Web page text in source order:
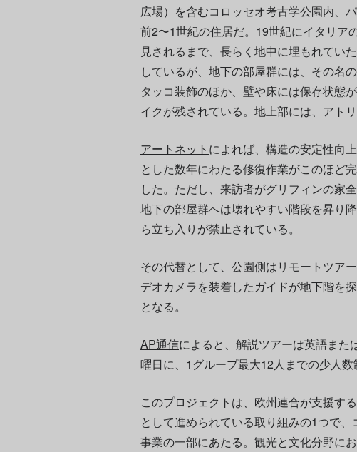
広場）を含むコロッセオ考古学公園内、
前2〜1世紀の住居だ。19世紀にイタリア
見されるまで、長らく地中に埋もれてい
しているが、地下の部屋群には、その名
タッコ装飾のほか、壁や床には保存状態
イクが残されている。地上部には、アト
アートネット によれば、構造の安定性向
とした数年にわたる修復作業がこのほど
した。ただし、来訪者がグリフィンの家
地下の部屋群へは壊れやすい階段を昇り
ら立ち入りが禁止されている。
その代替として、公園側はリモートツア
デオカメラを装着したガイドが地下階を
となる。
AP通信によると、解説ツアーは英語また
曜日に、1グループ最大12人までの少人数
このプロジェクトは、欧州連合が支援す
として進められている取り組みの1つで
事業の一部にあたる。観光と文化分野に